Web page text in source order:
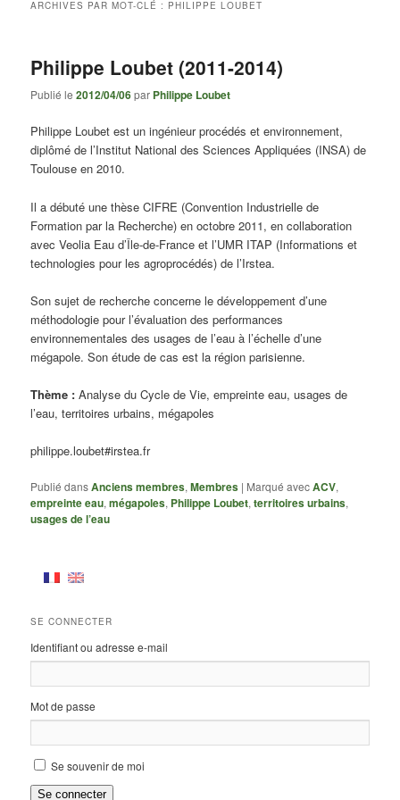
ARCHIVES PAR MOT-CLÉ : PHILIPPE LOUBET
Philippe Loubet (2011-2014)
Publié le2012/04/06par Philippe Loubet
Philippe Loubet est un ingénieur procédés et environnement,
diplômé de l’Institut National des Sciences Appliquées (INSA) de
Toulouse en 2010.
Il a débuté une thèse CIFRE (Convention Industrielle de
Formation par la Recherche) en octobre 2011, en collaboration
avec Veolia Eau d’Île-de-France et l’UMR ITAP (Informations et
technologies pour les agroprocédés) de l’Irstea.
Son sujet de recherche concerne le développement d’une
méthodologie pour l’évaluation des performances
environnementales des usages de l’eau à l’échelle d’une
mégapole. Son étude de cas est la région parisienne.
Thème :Analyse du Cycle de Vie, empreinte eau, usages de
l’eau, territoires urbains, mégapoles
philippe.loubet#irstea.fr
Publié dansAnciens membres,Membres | Marqué avecACV,
empreinte eau,mégapoles, Philippe Loubet,territoires urbains,
usages de l’eau
SE CONNECTER
Identifiant ou adresse e-mail
Mot de passe
Se souvenir de moi
Se connecter